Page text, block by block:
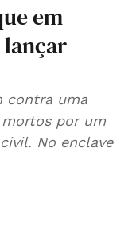
em
lançar
contra uma
por um
No enclave